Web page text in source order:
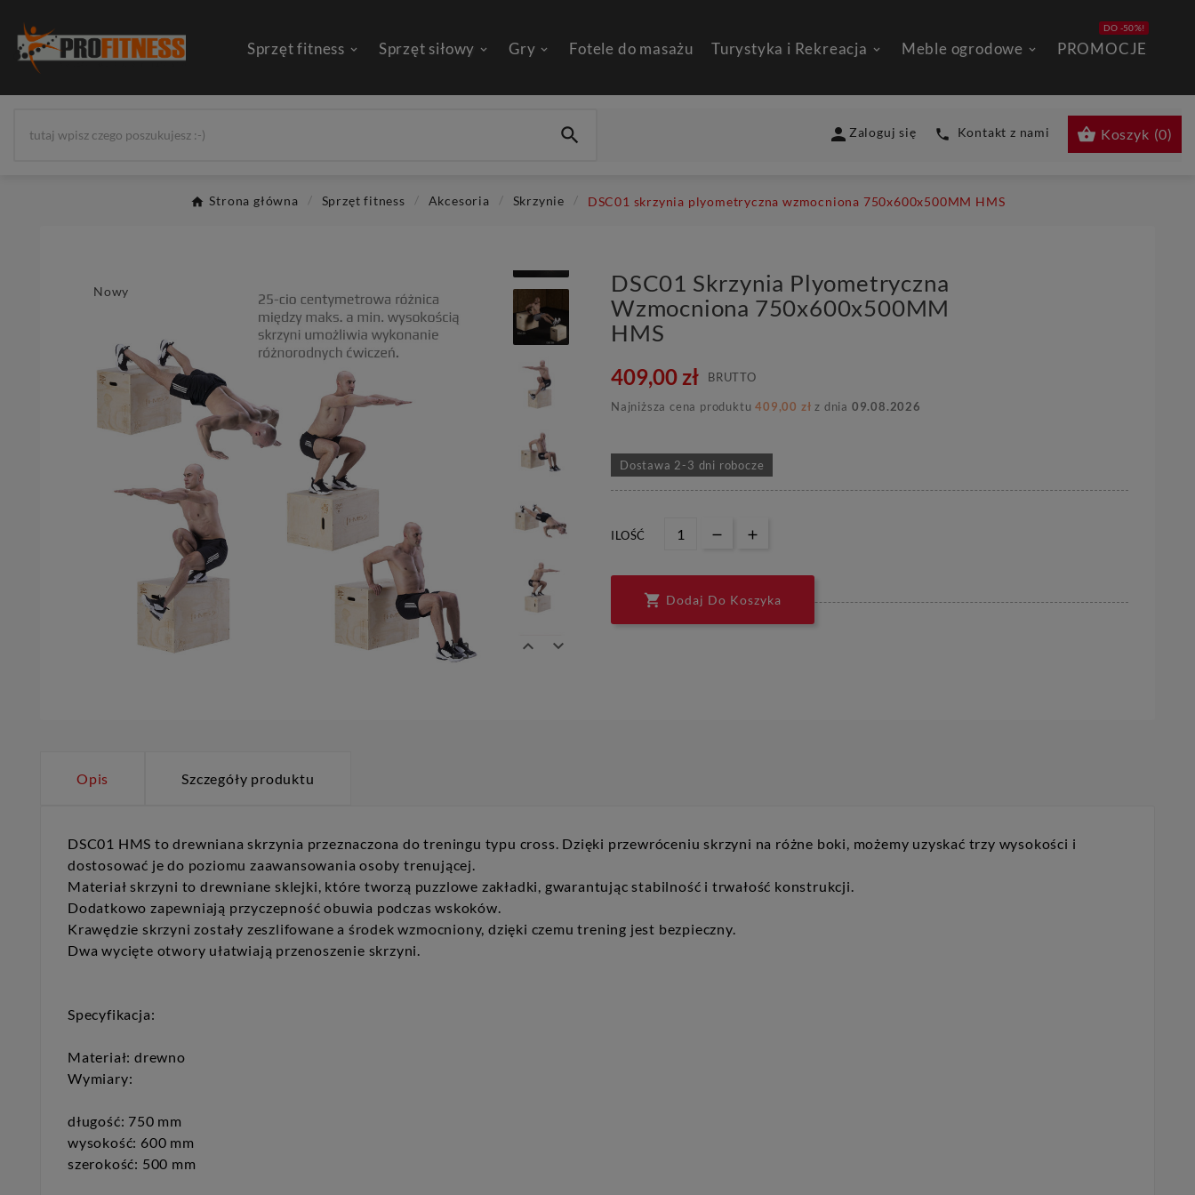
Sprzęt fitness Sprzęt siłowy Gry Fotele do masażu Turystyka i Rekreacja Meble ogrodowe PROMOCJE
DO -50%!
  Zaloguj się  Kontakt z nami  Koszyk (0)
Strona główna Sprzęt fitness Akcesoria Skrzynie DSC01 skrzynia plyometryczna wzmocniona 750x600x500MM HMS
Nowy
  
DSC01 Skrzynia Plyometryczna
Wzmocniona 750x600x500MM
HMS
409,00 zł BRUTTO
Najniższa cena produktu409,00 zł z dnia 09.08.2026
Dostawa 2-3 dni robocze
ILOŚĆ
 Dodaj Do Koszyka
Opis Szczegóły produktu
DSC01 HMS to drewniana skrzynia przeznaczona do treningu typu cross. Dzięki przewróceniu skrzyni na różne boki, możemy uzyskać trzy wysokości i
dostosować je do poziomu zaawansowania osoby trenującej.
Materiał skrzyni to drewniane sklejki, które tworzą puzzlowe zakładki, gwarantując stabilność i trwałość konstrukcji.
Dodatkowo zapewniają przyczepność obuwia podczas wskoków.
Krawędzie skrzyni zostały zeszlifowane a środek wzmocniony, dzięki czemu trening jest bezpieczny.
Dwa wycięte otwory ułatwiają przenoszenie skrzyni.
Specyfikacja:
Materiał: drewno
Wymiary:
długość: 750 mm
wysokość: 600 mm
szerokość: 500 mm